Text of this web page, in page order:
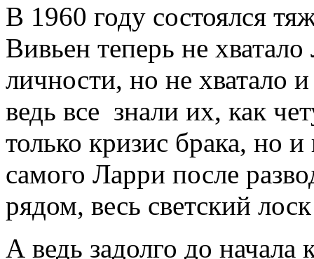
В 1960 году состоялся
Вивьен теперь не
личности, но не хватало
ведь все знали их, как
только кризис брака, но
самого Ларри после
рядом, весь светский
А ведь задолго до